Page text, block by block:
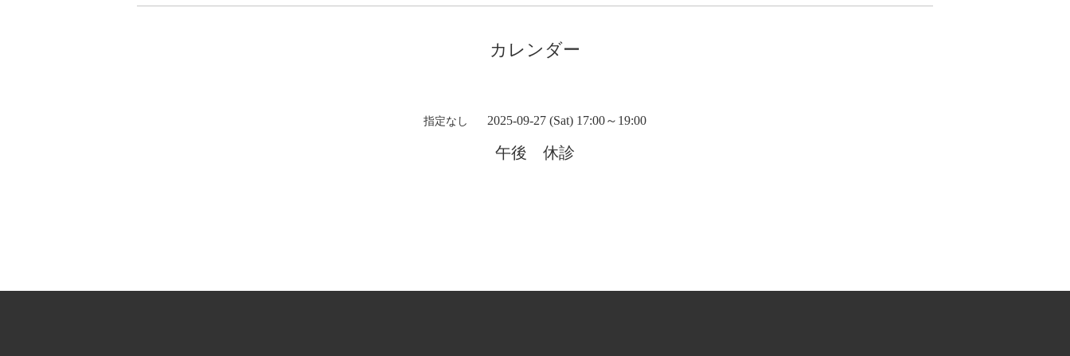
カレンダー
指定なし 2025-09-27 (Sat) 17:00～19:00
午後 休診